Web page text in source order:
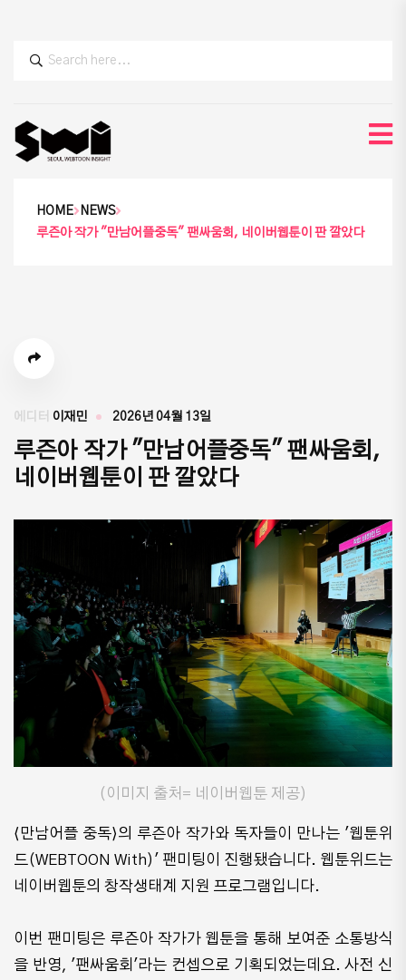
HOME
NEWS
루즌아 작가 "만남어플중독" 팬싸움회, 네이버웹툰이 판 깔았다
에디터 이재민 2026년 04월 13일
루즌아 작가 "만남어플중독" 팬싸움회,
네이버웹툰이 판 깔았다
(이미지 출처= 네이버웹툰 제공)
⟨만남어플 중독⟩의 루즌아 작가와 독자들이 만나는 '웹툰위
드(WEBTOON With)' 팬미팅이 진행됐습니다. 웹툰위드는
네이버웹툰의 창작생태계 지원 프로그램입니다.
이번 팬미팅은 루즌아 작가가 웹툰을 통해 보여준 소통방식
을 반영, '팬싸움회'라는 컨셉으로 기획되었는데요. 사전 신